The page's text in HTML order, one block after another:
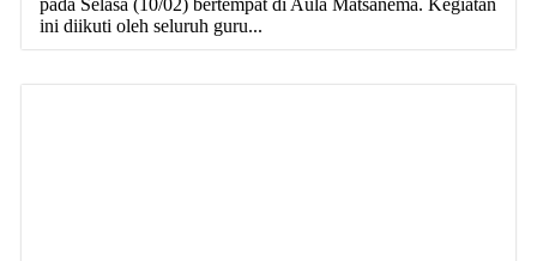
pada Selasa (10/02) bertempat di Aula Matsanema. Kegiatan
ini diikuti oleh seluruh guru...